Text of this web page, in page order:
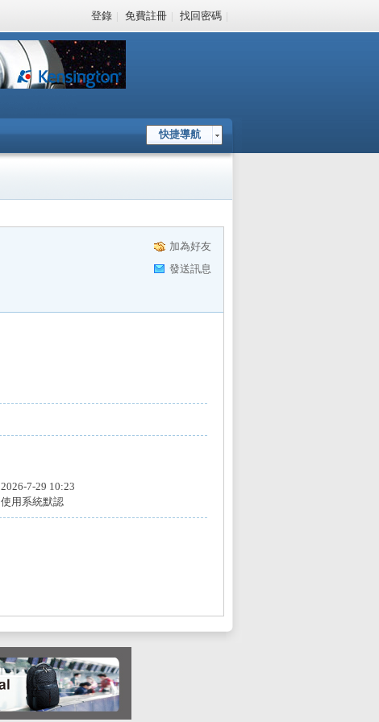
登錄 | 免費註冊 | 找回密碼 |
快捷導航
加為好友
發送訊息
2026-7-29 10:23
使用系統默認